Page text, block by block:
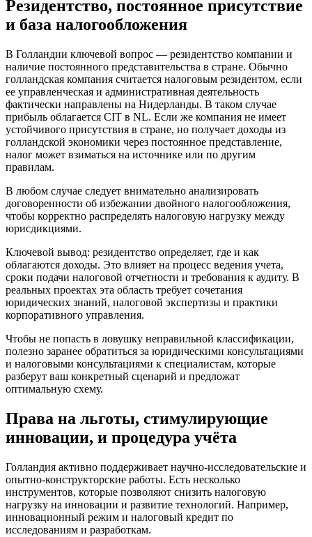
Резидентство, постоянное присутствие
и база налогообложения
В Голландии ключевой вопрос — резидентство компании и
наличие постоянного представительства в стране. Обычно
голландская компания считается налоговым резидентом, если
ее управленческая и административная деятельность
фактически направлены на Нидерланды. В таком случае
прибыль облагается CIT в NL. Если же компания не имеет
устойчивого присутствия в стране, но получает доходы из
голландской экономики через постоянное представление,
налог может взиматься на источнике или по другим
правилам.
В любом случае следует внимательно анализировать
договоренности об избежании двойного налогообложения,
чтобы корректно распределять налоговую нагрузку между
юрисдикциями.
Ключевой вывод: резидентство определяет, где и как
облагаются доходы. Это влияет на процесс ведения учета,
сроки подачи налоговой отчетности и требования к аудиту. В
реальных проектах эта область требует сочетания
юридических знаний, налоговой экспертизы и практики
корпоративного управления.
Чтобы не попасть в ловушку неправильной классификации,
полезно заранее обратиться за юридическими консультациями
и налоговыми консультациями к специалистам, которые
разберут ваш конкретный сценарий и предложат
оптимальную схему.
Права на льготы, стимулирующие
инновации, и процедура учёта
Голландия активно поддерживает научно-исследовательские и
опытно-конструкторские работы. Есть несколько
инструментов, которые позволяют снизить налоговую
нагрузку на инновации и развитие технологий. Например,
инновационный режим и налоговый кредит по
исследованиям и разработкам.